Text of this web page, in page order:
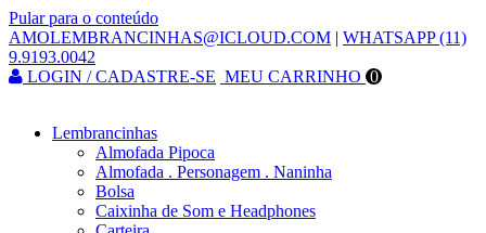
Pular para o conteúdo
AMOLEMBRANCINHAS@ICLOUD.COM | WHATSAPP (11)
9.9193.0042
LOGIN / CADASTRE-SE MEU CARRINHO 0
Lembrancinhas
Almofada Pipoca
Almofada . Personagem . Naninha
Bolsa
Caixinha de Som e Headphones